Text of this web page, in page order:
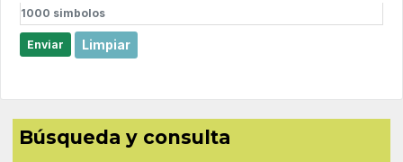
1000 simbolos
Enviar Limpiar
Búsqueda y consulta